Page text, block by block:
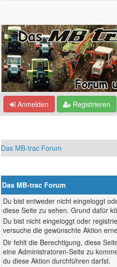
Anmelden Registrieren
Das MB-trac Forum
Das MB-trac Forum
Du bist entweder nicht eingeloggt
diese Seite zu sehen. Grund dafür
Du bist nicht eingeloggt oder
versuche die gewünschte Aktion
Dir fehlt die Berechtigung, diese
eine Administratoren-Seite zu
du diese Aktion durchführen darfst.